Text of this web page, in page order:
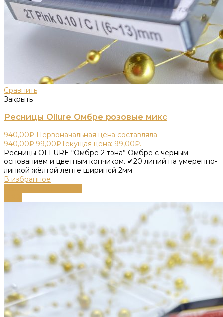
Сравнить
Закрыть
Ресницы Ollure Омбре розовые микс
940,00₽ Первоначальная цена составляла
940,00₽.99,00₽Текущая цена: 99,00₽.
Ресницы OLLURE “Омбре 2 тона” Омбре с чёрным
основанием и цветным кончиком. ✔20 линий на умеренно-
липкой жёлтой ленте шириной 2мм
В избранное